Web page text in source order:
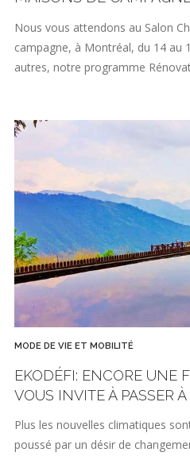
Nous vous attendons au Salon
campagne, à Montréal, du 14 au
autres, notre programme
MODE DE VIE ET MOBILITÉ
EKODÉFI: ENCORE UNE
VOUS INVITE À PASSER À
Plus les nouvelles climatiques
poussé par un désir de